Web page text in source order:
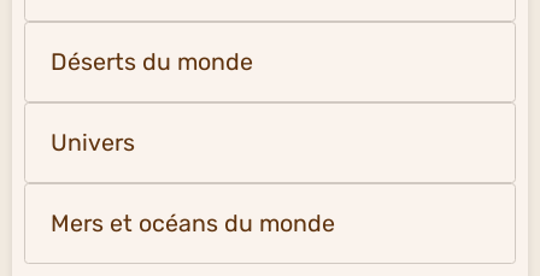
Déserts du monde
Univers
Mers et océans du monde